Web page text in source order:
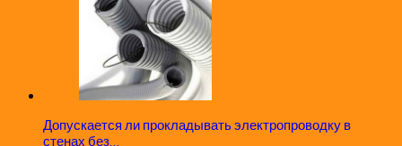
Допускается ли прокладывать электропроводку в
стенах без…